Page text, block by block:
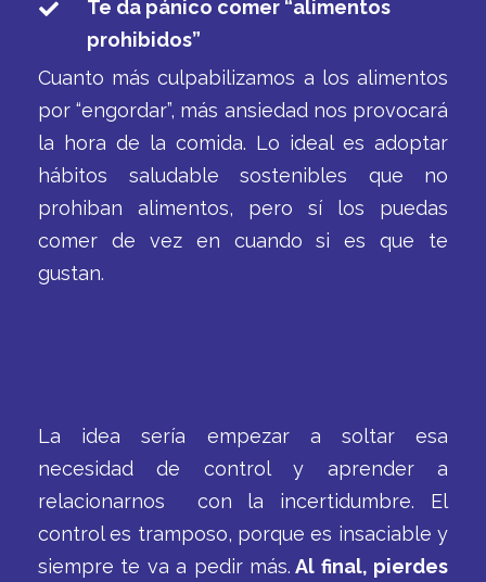
Te da pánico comer “alimentos
prohibidos”
Cuanto más culpabilizamos a los alimentos
por “engordar”, más ansiedad nos provocará
la hora de la comida. Lo ideal es adoptar
hábitos saludable sostenibles que no
prohiban alimentos, pero sí los puedas
comer de vez en cuando si es que te
gustan.
La idea sería empezar a soltar esa
necesidad de control y aprender a
relacionarnos con la incertidumbre. El
control es tramposo, porque es insaciable y
siempre te va a pedir más. Al final, pierdes